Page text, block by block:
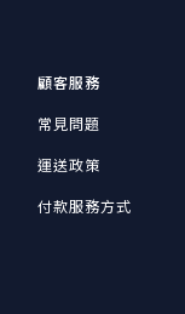
顧客服務
常見問題
運送政策
付款服務方式